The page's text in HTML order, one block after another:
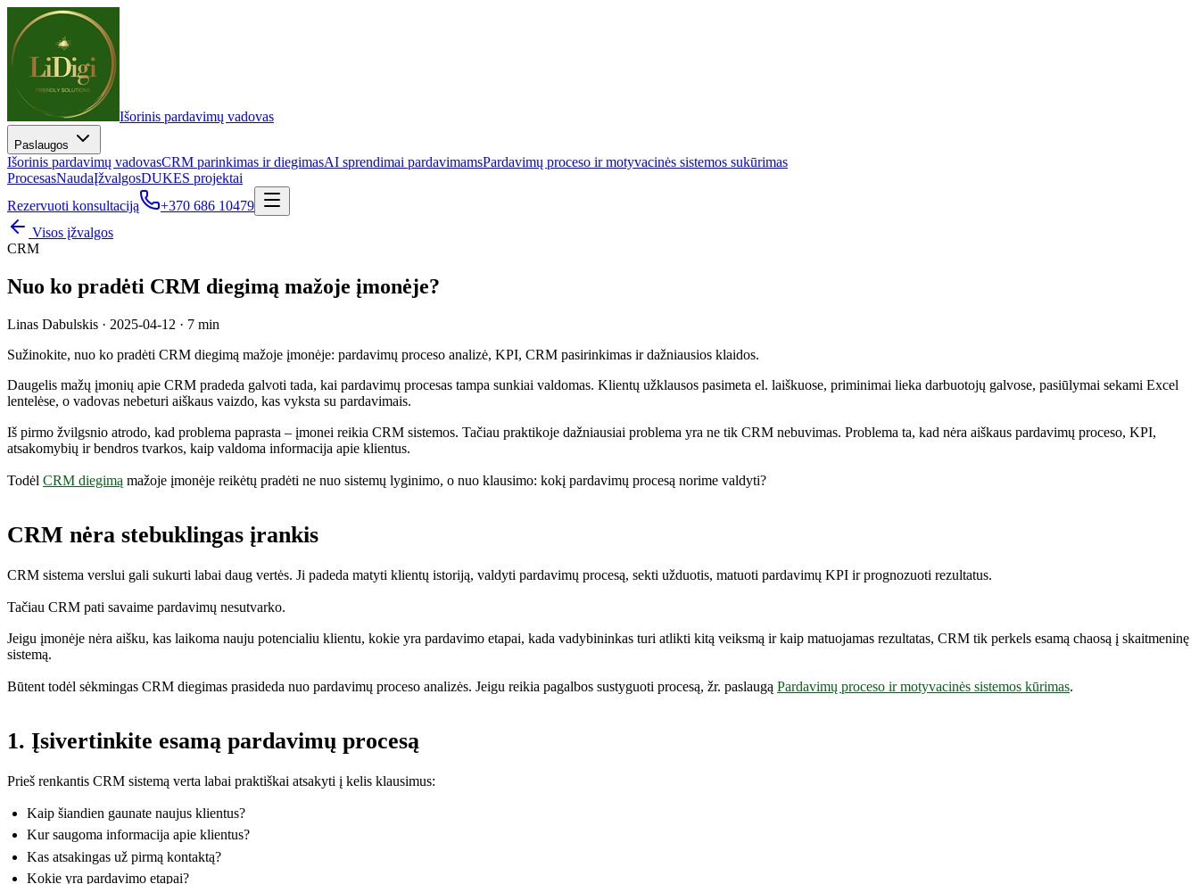
Išorinis pardavimų vadovas
Paslaugos
Išorinis pardavimų vadovasCRM parinkimas ir diegimasAI sprendimai pardavimamsPardavimų proceso ir motyvacinės sistemos sukūrimas
ProcesasNaudaĮžvalgosDUKES projektai
Rezervuoti konsultaciją
+370 686 10479
Visos įžvalgos
CRM
Nuo ko pradėti CRM diegimą mažoje įmonėje?
Linas Dabulskis · 2025-04-12 · 7 min
Sužinokite, nuo ko pradėti CRM diegimą mažoje įmonėje: pardavimų proceso analizė, KPI, CRM pasirinkimas ir dažniausios klaidos.
Daugelis mažų įmonių apie CRM pradeda galvoti tada, kai pardavimų procesas tampa sunkiai valdomas. Klientų užklausos pasimeta el. laiškuose, priminimai lieka darbuotojų galvose, pasiūlymai sekami Excel
lentelėse, o vadovas nebeturi aiškaus vaizdo, kas vyksta su pardavimais.
Iš pirmo žvilgsnio atrodo, kad problema paprasta – įmonei reikia CRM sistemos. Tačiau praktikoje dažniausiai problema yra ne tik CRM nebuvimas. Problema ta, kad nėra aiškaus pardavimų proceso, KPI,
atsakomybių ir bendros tvarkos, kaip valdoma informacija apie klientus.
Todėl CRM diegimą mažoje įmonėje reikėtų pradėti ne nuo sistemų lyginimo, o nuo klausimo: kokį pardavimų procesą norime valdyti?
CRM nėra stebuklingas įrankis
CRM sistema verslui gali sukurti labai daug vertės. Ji padeda matyti klientų istoriją, valdyti pardavimų procesą, sekti užduotis, matuoti pardavimų KPI ir prognozuoti rezultatus.
Tačiau CRM pati savaime pardavimų nesutvarko.
Jeigu įmonėje nėra aišku, kas laikoma nauju potencialiu klientu, kokie yra pardavimo etapai, kada vadybininkas turi atlikti kitą veiksmą ir kaip matuojamas rezultatas, CRM tik perkels esamą chaosą į skaitmeninę
sistemą.
Būtent todėl sėkmingas CRM diegimas prasideda nuo pardavimų proceso analizės. Jeigu reikia pagalbos sustyguoti procesą, žr. paslaugą Pardavimų proceso ir motyvacinės sistemos kūrimas.
1. Įsivertinkite esamą pardavimų procesą
Prieš renkantis CRM sistemą verta labai praktiškai atsakyti į kelis klausimus:
Kaip šiandien gaunate naujus klientus?
Kur saugoma informacija apie klientus?
Kas atsakingas už pirmą kontaktą?
Kokie yra pardavimo etapai?